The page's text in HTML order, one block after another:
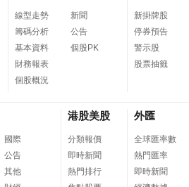
線型走勢
籌碼分析
基本資料
財務報表
個股概況
新聞
公告
個股PK
新掛牌股
停券預告
警示股
股票抽籤
國際
公告
其他
港股美股
分類報價
即時新聞
熱門排行
外匯
全球匯率數
熱門匯率
即時新聞